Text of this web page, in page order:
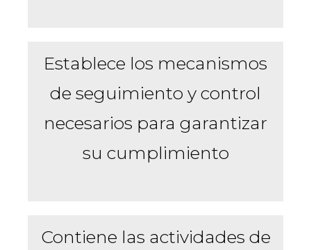
Establece los mecanismos
de seguimiento y control
necesarios para garantizar
su cumplimiento
Contiene las actividades de